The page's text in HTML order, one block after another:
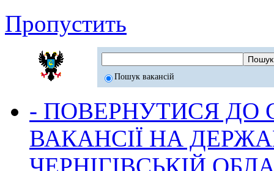
Пропустить
Пошук вакансій
- ПОВЕРНУТИСЯ ДО
ВАКАНСІЇ НА
ЧЕРНІГІВСЬКІЙ